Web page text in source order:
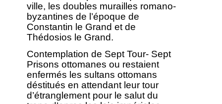
ville, les doubles murailles romano-
byzantines de l’époque de
Constantin le Grand et de
Thédosios le Grand.
Contemplation de Sept Tour- Sept
Prisons ottomanes ou restaient
enfermés les sultans ottomans
déstitués en attendant leur tour
d’étranglement pour le salut du